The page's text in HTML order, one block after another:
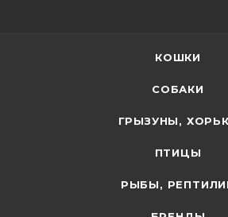
КОШКИ
СОБАКИ
ГРЫЗУНЫ,
ПТИЦЫ
РЫБЫ,